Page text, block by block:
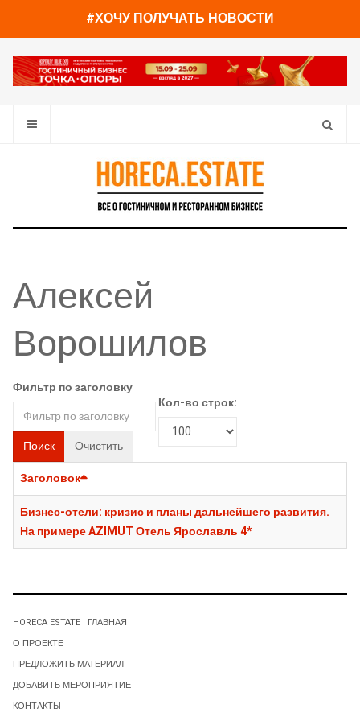
#ХОЧУ ПОЛУЧАТЬ НОВОСТИ
Алексей
Ворошилов
Фильтр по заголовку
Поиск Очистить
Кол-во строк:
Заголовок
Бизнес-отели: кризис и планы дальнейшего развития.
На примере AZIMUT Отель Ярославль 4*
HORECA ESTATE | ГЛАВНАЯ
О ПРОЕКТЕ
ПРЕДЛОЖИТЬ МАТЕРИАЛ
ДОБАВИТЬ МЕРОПРИЯТИЕ
КОНТАКТЫ